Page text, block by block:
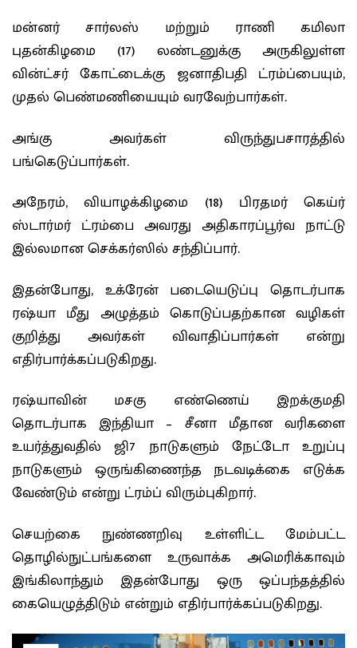
மன்னர் சார்லஸ் மற்றும் ராணி கமிலா
புதன்கிழமை (17) லண்டனுக்கு அருகிலுள்ள
வின்ட்சர் கோட்டைக்கு ஜனாதிபதி ட்ரம்ப்பையும்,
முதல் பெண்மணியையும் வரவேற்பார்கள்.
அங்கு அவர்கள் விருந்துபசாரத்தில்
பங்கெடுப்பார்கள்.
அநேரம், வியாழக்கிழமை (18) பிரதமர் கெய்ர்
ஸ்டார்மர் ட்ரம்பை அவரது அதிகாரப்பூர்வ நாட்டு
இல்லமான செக்கர்ஸில் சந்திப்பார்.
இதன்போது, உக்ரேன் படையெடுப்பு தொடர்பாக
ரஷ்யா மீது அழுத்தம் கொடுப்பதற்கான வழிகள்
குறித்து அவர்கள் விவாதிப்பார்கள் என்று
எதிர்பார்க்கப்படுகிறது.
ரஷ்யாவின் மசகு எண்ணெய் இறக்குமதி
தொடர்பாக இந்தியா – சீனா மீதான வரிகளை
உயர்த்துவதில் ஜி7 நாடுகளும் நேட்டோ உறுப்பு
நாடுகளும் ஒருங்கிணைந்த நடவடிக்கை எடுக்க
வேண்டும் என்று ட்ரம்ப் விரும்புகிறார்.
செயற்கை நுண்ணறிவு உள்ளிட்ட மேம்பட்ட
தொழில்நுட்பங்களை உருவாக்க அமெரிக்காவும்
இங்கிலாந்தும் இதன்போது ஒரு ஒப்பந்தத்தில்
கையெழுத்திடும் என்றும் எதிர்பார்க்கப்படுகிறது.